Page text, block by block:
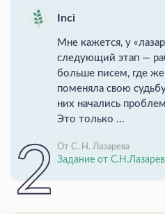
Inci
Мне кажется, у
следующий этап —
больше писем, где
поменяла свою
них начались
Это только ...
От С. Н. Лазарева
Задание от